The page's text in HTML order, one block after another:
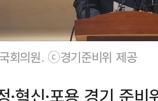
회의원. ⓒ경기준비위 제공
·혁신·포용 경기 준